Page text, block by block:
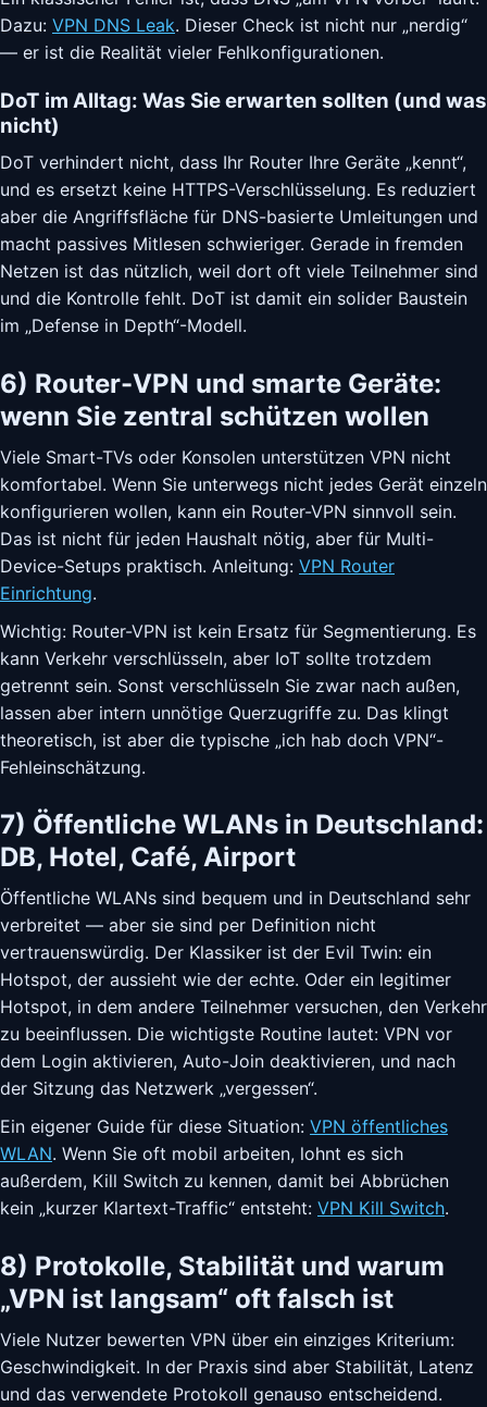
Dazu: VPN DNS Leak. Dieser Check ist nicht nur „nerdig“
— er ist die Realität vieler Fehlkonfigurationen.
DoT im Alltag: Was Sie erwarten sollten (und was
nicht)
DoT verhindert nicht, dass Ihr Router Ihre Geräte „kennt“,
und es ersetzt keine HTTPS-Verschlüsselung. Es reduziert
aber die Angriffsfläche für DNS-basierte Umleitungen und
macht passives Mitlesen schwieriger. Gerade in fremden
Netzen ist das nützlich, weil dort oft viele Teilnehmer sind
und die Kontrolle fehlt. DoT ist damit ein solider Baustein
im „Defense in Depth“-Modell.
6) Router-VPN und smarte Geräte:
wenn Sie zentral schützen wollen
Viele Smart-TVs oder Konsolen unterstützen VPN nicht
komfortabel. Wenn Sie unterwegs nicht jedes Gerät einzeln
konfigurieren wollen, kann ein Router-VPN sinnvoll sein.
Das ist nicht für jeden Haushalt nötig, aber für Multi-
Device-Setups praktisch. Anleitung: VPN Router
Einrichtung.
Wichtig: Router-VPN ist kein Ersatz für Segmentierung. Es
kann Verkehr verschlüsseln, aber IoT sollte trotzdem
getrennt sein. Sonst verschlüsseln Sie zwar nach außen,
lassen aber intern unnötige Querzugriffe zu. Das klingt
theoretisch, ist aber die typische „ich hab doch VPN“-
Fehleinschätzung.
7) Öffentliche WLANs in Deutschland:
DB, Hotel, Café, Airport
Öffentliche WLANs sind bequem und in Deutschland sehr
verbreitet — aber sie sind per Definition nicht
vertrauenswürdig. Der Klassiker ist der Evil Twin: ein
Hotspot, der aussieht wie der echte. Oder ein legitimer
Hotspot, in dem andere Teilnehmer versuchen, den Verkehr
zu beeinflussen. Die wichtigste Routine lautet: VPN vor
dem Login aktivieren, Auto-Join deaktivieren, und nach
der Sitzung das Netzwerk „vergessen“.
Ein eigener Guide für diese Situation: VPN öffentliches
WLAN. Wenn Sie oft mobil arbeiten, lohnt es sich
außerdem, Kill Switch zu kennen, damit bei Abbrüchen
kein „kurzer Klartext-Traffic“ entsteht: VPN Kill Switch.
8) Protokolle, Stabilität und warum
„VPN ist langsam“ oft falsch ist
Viele Nutzer bewerten VPN über ein einziges Kriterium:
Geschwindigkeit. In der Praxis sind aber Stabilität, Latenz
und das verwendete Protokoll genauso entscheidend.